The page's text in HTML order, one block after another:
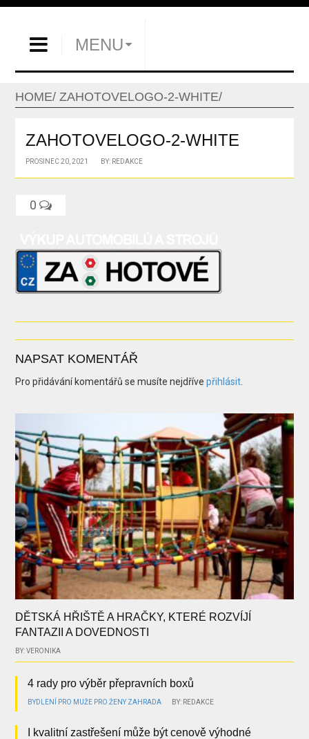
MENU
HOME ZAHOTOVELOGO-2-WHITE
ZAHOTOVELOGO-2-WHITE
PROSINEC 20, 2021 BY: REDAKCE
0
NAPSAT KOMENTÁŘ
Pro přidávání komentářů se musíte nejdřívepřihlásit
DĚTSKÁ HŘIŠTĚ A HRAČKY, KTERÉ ROZVÍJÍ
FANTAZII A DOVEDNOSTI
BY: VERONIKA
4 rady pro výběr přepravních boxů
BYDLENÍ PRO MUŽE PRO ŽENY ZAHRADA BY: REDAKCE
I kvalitní zastřešení může být cenově výhodné